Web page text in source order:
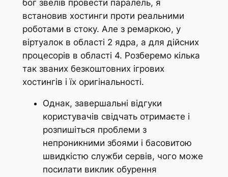
бог звелів провести паралель, я
встановив хостинги проти реальними
роботами в стоку. Але з ремаркою, у
віртуалок в області 2 ядра, а для дійсних
процесорів в області 4. Розберемо кілька
так званих безкоштовних ігрових
хостингів і їх оригінальності.
Однак, завершальні відгуки
користувачів свідчать отримаєте і
розпишіться проблеми з
непроникними збоями і басовитою
швидкістю служби сервів, чого може
посилати виклик обурення